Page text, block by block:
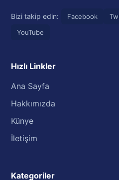
Bizi takip edin: Facebook
YouTube
Hızlı Linkler
Ana Sayfa
Hakkımızda
Künye
İletişim
Kategoriler